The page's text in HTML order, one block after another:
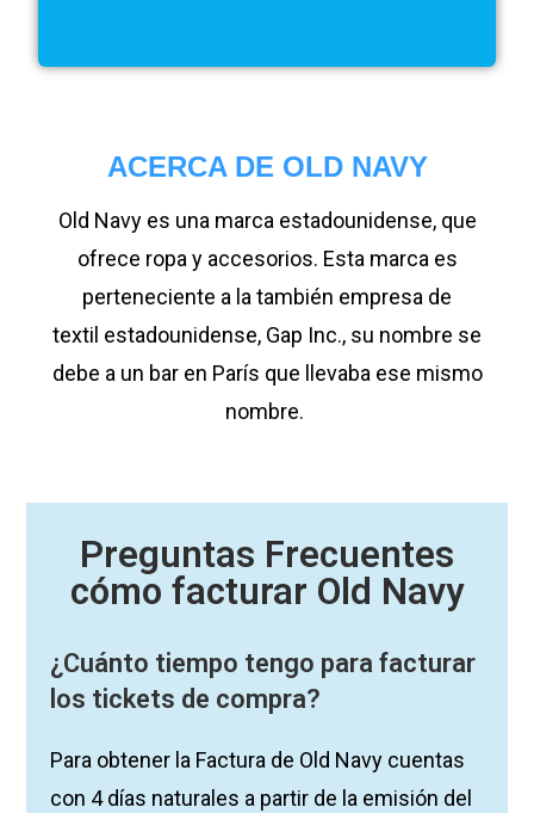
ACERCA DE OLD NAVY
Old Navy es una marca estadounidense, que
ofrece ropa y accesorios. Esta marca es
perteneciente a la también empresa de
textil estadounidense, Gap Inc., su nombre se
debe a un bar en París que llevaba ese mismo
nombre.
Preguntas Frecuentes
cómo facturar Old Navy
¿Cuánto tiempo tengo para facturar
los tickets de compra?
Para obtener la Factura de Old Navy cuentas
con 4 días naturales a partir de la emisión del